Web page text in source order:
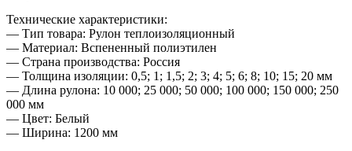
Технические характеристики:
— Тип товара: Рулон теплоизоляционный
— Материал: Вспененный полиэтилен
— Страна производства: Россия
— Толщина изоляции: 0,5; 1; 1,5; 2; 3; 4; 5; 6; 8; 10; 15; 20 мм
— Длина рулона: 10 000; 25 000; 50 000; 100 000; 150 000; 250
000 мм
— Цвет: Белый
— Ширина: 1200 мм